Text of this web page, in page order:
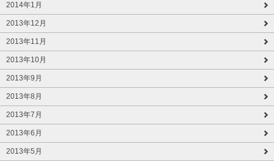
2014年1月
2013年12月
2013年11月
2013年10月
2013年9月
2013年8月
2013年7月
2013年6月
2013年5月